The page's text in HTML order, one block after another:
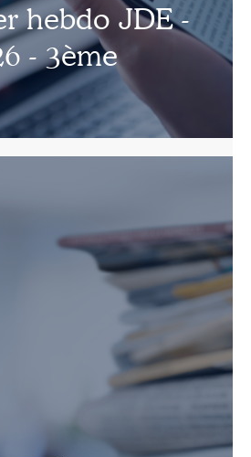
hebdo JDE -
- 3ème